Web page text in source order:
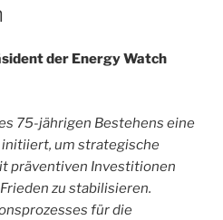
der Energy Watch
75-jährigen Bestehens eine
initiiert, um strategische
präventiven Investitionen
zu stabilisieren.
für die